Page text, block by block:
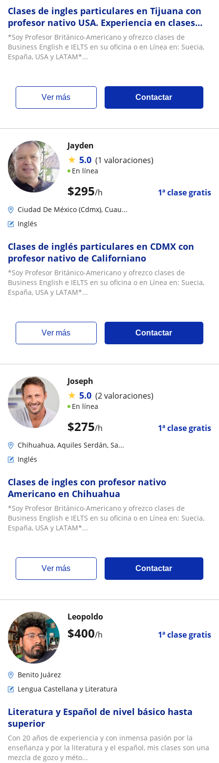
Clases de ingles particulares en Tijuana con
profesor nativo USA. Experiencia en clases
Online y Presenciales
*Soy Profesor Británico-Americano y ofrezco clases de
Business English e IELTS en su oficina o en Línea en: Suecia,
España, USA y LATAM*...
ver más Contactar
$295/h 1ª clase gratis
Jayden
★ 5.0 (1 valoraciones)
En línea
Ciudad De México (Cdmx), Cuau...
Inglés
Clases de inglés particulares en CDMX con
profesor nativo de Californiano
*Soy Profesor Británico-Americano y ofrezco clases de
Business English e IELTS en su oficina o en Línea en: Suecia,
España, USA y LATAM*...
ver más Contactar
$275/h 1ª clase gratis
Joseph
★ 5.0 (2 valoraciones)
En línea
Chihuahua, Aquiles Serdán, Sa...
Inglés
Clases de ingles con profesor nativo
Americano en Chihuahua
*Soy Profesor Británico-Americano y ofrezco clases de
Business English e IELTS en su oficina o en Línea en: Suecia,
España, USA y LATAM*...
ver más Contactar
$400/h 1ª clase gratis
Leopoldo
Benito Juárez
Lengua Castellana y Literatura
Literatura y Español de nivel básico hasta
superior
Con 20 años de experiencia y con inmensa pasión por la
enseñanza y por la literatura y el español, mis clases son una
mezcla de gozo y méto...